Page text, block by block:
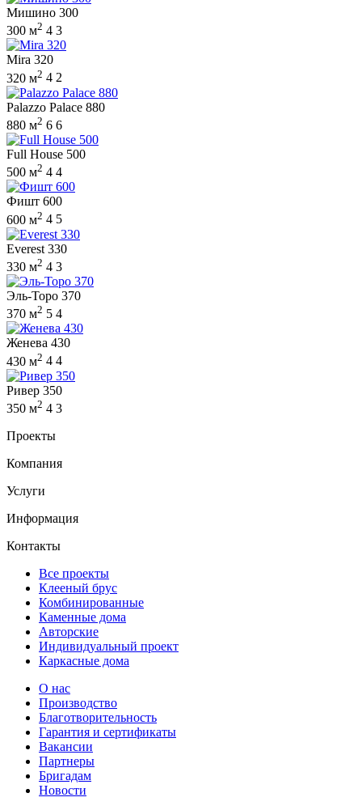
Мишино 300
300 м2 4 3
Mira 320
320 м2 4 2
Palazzo Palace 880
880 м2 6 6
Full House 500
500 м2 4 4
Фишт 600
600 м2 4 5
Everest 330
330 м2 4 3
Эль-Торо 370
370 м2 5 4
Женева 430
430 м2 4 4
Ривер 350
350 м2 4 3
Проекты
Компания
Услуги
Информация
Контакты
Все проекты
Клееный брус
Комбинированные
Каменные дома
Авторские
Индивидуальный проект
Каркасные дома
О нас
Производство
Благотворительность
Гарантия и сертификаты
Вакансии
Партнеры
Бригадам
Новости